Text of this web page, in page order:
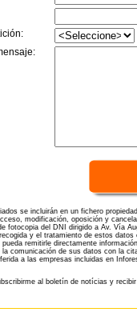
se incluirán en un fichero
modificación, oposición y
fotocopia del DNI dirigido a Av. Vía
y el tratamiento de estos
pueda remitirle directamente
la comunicación de sus datos con la
a las empresas incluidas en
al boletín de notícias y